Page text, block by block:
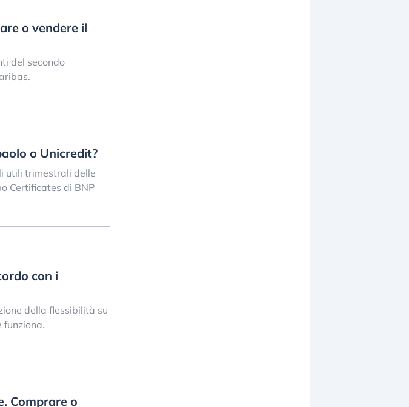
o vendere il
del secondo
o Unicredit?
utili trimestrali delle
Certificates di BNP
con i
della flessibilità su
Comprare o